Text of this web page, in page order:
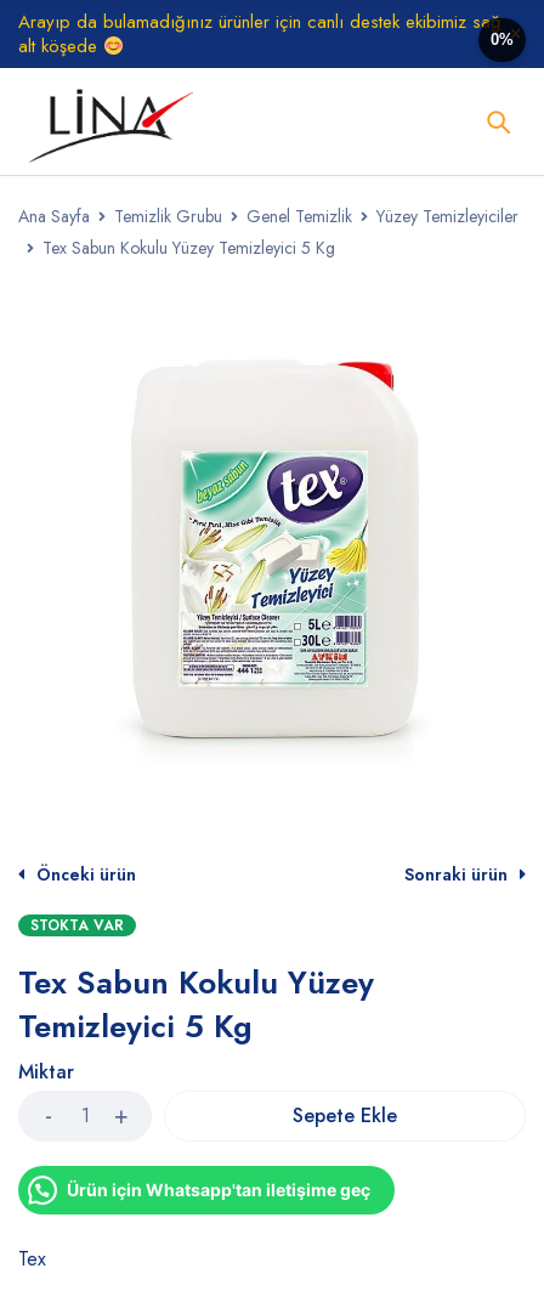
Arayıp da bulamadığınız ürünler için canlı destek ekibimiz sağ
alt köşede
Ana Sayfa Temizlik Grubu Genel Temizlik
Yüzey Temizleyiciler
Tex Sabun Kokulu Yüzey Temizleyici 5 Kg
Önceki ürün Sonraki ürün
STOKTA VAR
Tex Sabun Kokulu Yüzey
Temizleyici 5 Kg
Miktar
Sepete Ekle
Ürün için Whatsapp'tan iletişime geç
Tex
0%